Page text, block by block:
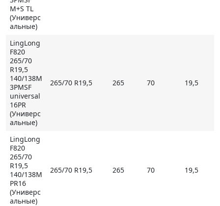
M+S TL
(Универс
альные)
LingLong
F820
265/70
R19,5
140/138M
3PMSF
universal
16PR
(Универс
альные)
265/70 R19,5 265 70 19,5
LingLong
F820
265/70
R19,5
140/138M
PR16
(Универс
альные)
265/70 R19,5 265 70 19,5